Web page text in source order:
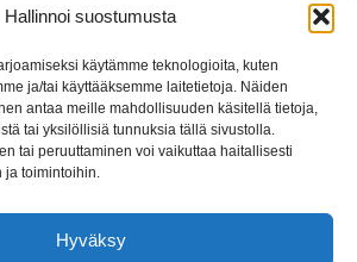
Hallinnoi suostumusta
käytämme teknologioita, kuten
ja/tai käyttääksemme laitetietoja. Näiden
antaa meille mahdollisuuden käsitellä tietoja,
tai yksilöllisiä tunnuksia tällä sivustolla.
tai peruuttaminen voi vaikuttaa haitallisesti
ja toimintoihin.
Hyväksy